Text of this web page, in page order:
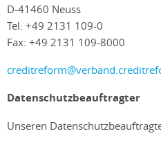
D-41460 Neuss
Tel: +49 2131 109-0
Fax: +49 2131 109-8000
Datenschutzbeauftragter
Unseren